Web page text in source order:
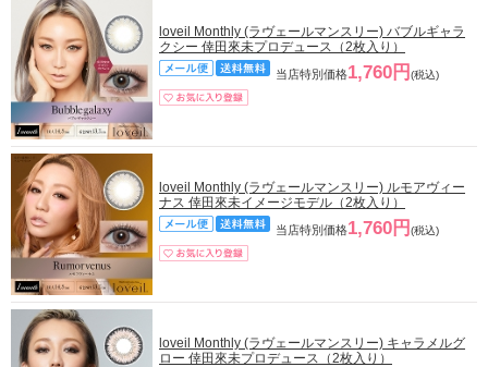
loveil Monthly (ラヴェールマンスリー) バブルギャラ
クシー 倖田來未プロデュース（2枚入り）
当店特別価格1,760円 (税込)
loveil Monthly (ラヴェールマンスリー) ルモアヴィー
ナス 倖田來未イメージモデル（2枚入り）
当店特別価格1,760円 (税込)
loveil Monthly (ラヴェールマンスリー) キャラメルグ
ロー 倖田來未プロデュース（2枚入り）